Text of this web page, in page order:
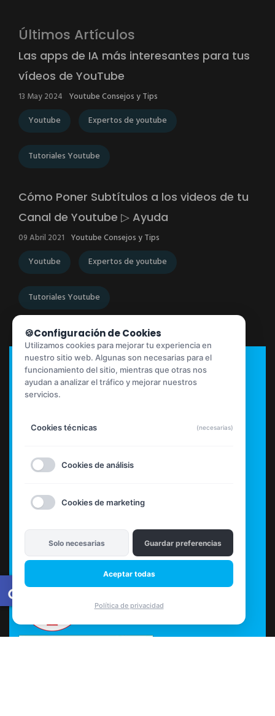
Últimos Artículos
Las apps de IA más interesantes para tus
vídeos de YouTube
13 May 2024 Youtube Consejos y Tips
Youtube Expertos de youtube
Tutoriales Youtube
Cómo Poner Subtítulos a los videos de tu
Canal de Youtube ▷ Ayuda
09 Abril 2021 Youtube Consejos y Tips
Youtube Expertos de youtube
Tutoriales Youtube
Certificaciones
Configuración de Cookies
Utilizamos cookies para mejorar tu experiencia en
nuestro sitio web. Algunas son necesarias para el
funcionamiento del sitio, mientras que otras nos
ayudan a analizar el tráfico y mejorar nuestros
servicios.
Cookies técnicas (necesarias)
Cookies de análisis
Cookies de marketing
Solo necesarias Guardar preferencias
Aceptar todas
Política de privacidad
accessible